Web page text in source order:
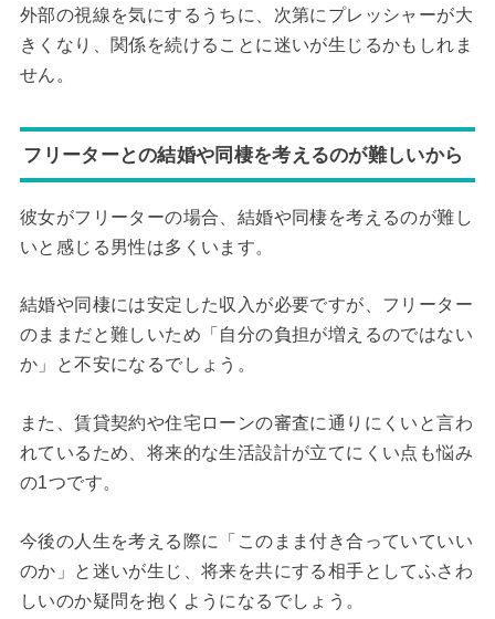
外部の視線を気にするうちに、次第にプレッシャーが大
きくなり、関係を続けることに迷いが生じるかもしれま
せん。
フリーターとの結婚や同棲を考えるのが難しいから
彼女がフリーターの場合、結婚や同棲を考えるのが難し
いと感じる男性は多くいます。
結婚や同棲には安定した収入が必要ですが、フリーター
のままだと難しいため「自分の負担が増えるのではない
か」と不安になるでしょう。
また、賃貸契約や住宅ローンの審査に通りにくいと言わ
れているため、将来的な生活設計が立てにくい点も悩み
の1つです。
今後の人生を考える際に「このまま付き合っていていい
のか」と迷いが生じ、将来を共にする相手としてふさわ
しいのか疑問を抱くようになるでしょう。